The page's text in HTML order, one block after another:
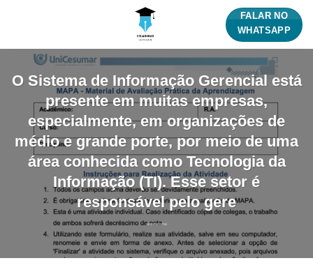
FALAR NO
WHATSAPP
O Sistema de Informação Gerencial está
presente em muitas empresas,
especialmente, em organizações de
médio e grande porte, por meio de uma
área conhecida como Tecnologia da
Informação (TI). Esse setor é
responsável pelo gere